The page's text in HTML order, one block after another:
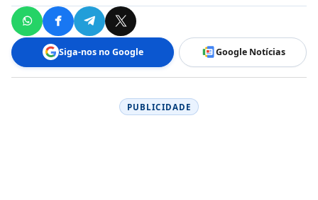
Siga-nos no Google Google Notícias
PUBLICIDADE